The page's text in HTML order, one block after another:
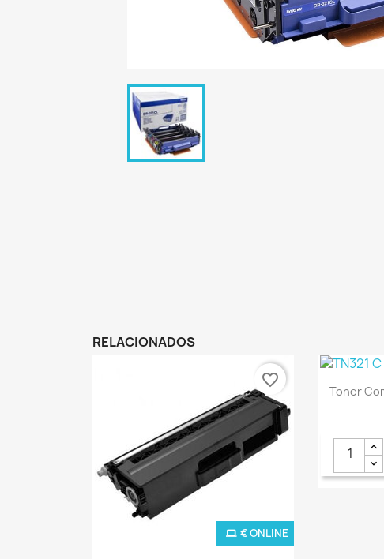
RELACIONADOS
€ ONLINE
favorite_border
Toner